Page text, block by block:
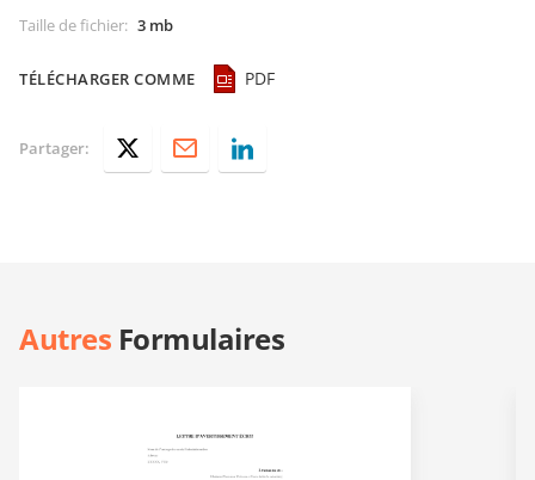
Taille de fichier: 3 mb
TÉLÉCHARGER COMME PDF
Partager:
Autres Formulaires